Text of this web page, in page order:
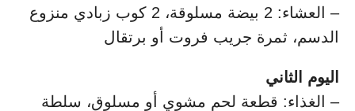
– العشاء: 2 بيضة مسلوقة، 2 كوب زبادي منزوع
الدسم، ثمرة جريب فروت أو برتقال
اليوم الثاني
– الغذاء: قطعة لحم مشوي أو مسلوق، سلطة